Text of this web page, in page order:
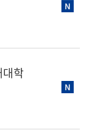
학